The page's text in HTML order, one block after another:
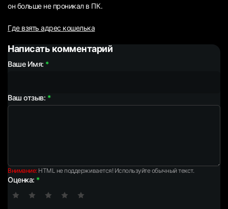
он больше не проникал в ПК.
Где взять адрес кошелька
Написать комментарий
Ваше Имя:
Ваш отзыв:
Внимание:HTML не поддерживается! Используйте обычный текст.
Оценка: